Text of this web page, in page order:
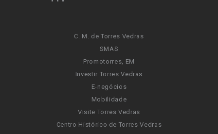
C. M. de Torres Vedras
SMAS
Promotorres, EM
Investir Torres Vedras
E-negócios
Mobilidade
Visite Torres Vedras
Centro Histórico de Torres Vedras